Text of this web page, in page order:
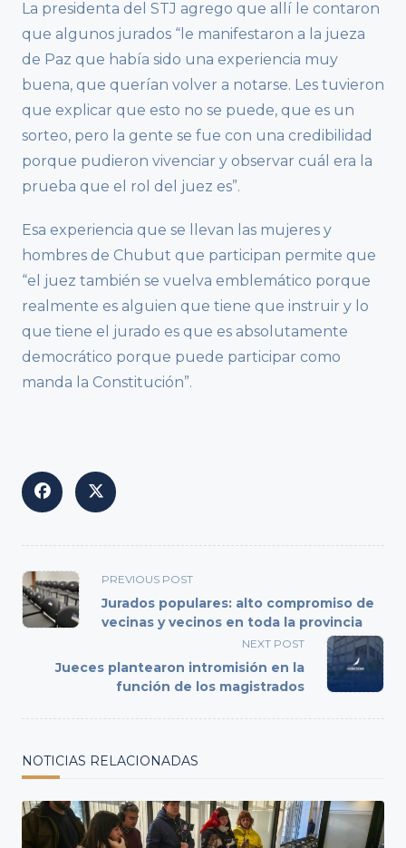
La presidenta del STJ agrego que allí le contaron
que algunos jurados “le manifestaron a la jueza
de Paz que había sido una experiencia muy
buena, que querían volver a notarse. Les tuvieron
que explicar que esto no se puede, que es un
sorteo, pero la gente se fue con una credibilidad
porque pudieron vivenciar y observar cuál era la
prueba que el rol del juez es”.
Esa experiencia que se llevan las mujeres y
hombres de Chubut que participan permite que
“el juez también se vuelva emblemático porque
realmente es alguien que tiene que instruir y lo
que tiene el jurado es que es absolutamente
democrático porque puede participar como
manda la Constitución”.
<span
class="nav-
subtitle
reader-
text">Page</span>
PREVIOUS POST
Jurados populares: alto compromiso de
vecinas y vecinos en toda la provincia
NEXT POST
Jueces plantearon intromisión en la
función de los magistrados
NOTICIAS RELACIONADAS